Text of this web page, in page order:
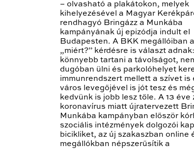
– olvasható a plakátokon, melyek
kihelyezésével a Magyar
rendhagyó Bringázz a Munkába
kampányának új epizódja indult el
Budapesten. A BKK megállóiban a
„miért?” kérdésre is választ
könnyebb tartani a távolságot,
dugóban ülni és parkolóhelyet
immunrendszert mellett a szívet is
város levegőjével is jót tesz és
kedvünk is jobb lesz tőle. A 13 éve
koronavírus miatt újratervezett
Munkába kampányban először
szociális intézmények dolgozói
bicikliket, az új szakaszban online
megállókban népszerűsítik a